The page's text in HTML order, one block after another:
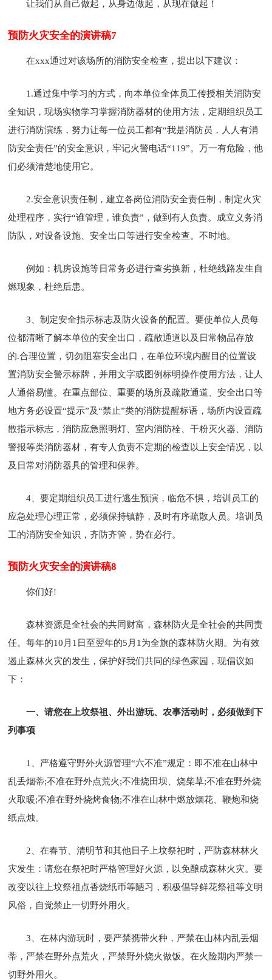
让我们从自己做起，从身边做起，从现在做起！
预防火灾安全的演讲稿7
在xxx通过对该场所的消防安全检查，提出以下建议：
1.通过集中学习的方式，向本单位全体员工传授相关消防安
全知识，现场实物学习掌握消防器材的使用方法，定期组织员工
进行消防演练，努力让每一位员工都有“我是消防员，人人有消
防安全责任”的安全意识，牢记火警电话“119”。万一有危险，他
们必须清楚地使用它。
2.安全意识责任制，建立各岗位消防安全责任制，制定火灾
处理程序，实行“谁管理，谁负责”，做到有人负责。成立义务消
防队，对设备设施、安全出口等进行安全检查。不时地。
例如：机房设施等日常务必进行查劣换新，杜绝线路发生自
燃现象，杜绝后患。
3、制定安全指示标志及防火设备的配置。要使单位人员每
位都清晰了解本单位的安全出口，疏散通道以及日常物品存放
的.合理位置，切勿阻塞安全出口，在单位环境内醒目的位置设
置消防安全警示标牌，并用文字或图例标明操作使用方法，让人
人通俗易懂。在重点部位、重要的场所及疏散通道、安全出口等
地方务必设置“提示”及“禁止”类的消防提醒标语，场所内设置疏
散指示标志，消防应急照明灯、室内消防栓、干粉灭火器、消防
警报等类消防器材，有专人负责不定期的检查以上安全情况，以
及日常对消防器具的管理和保养。
4、要定期组织员工进行逃生预演，临危不惧，培训员工的
应急处理心理正常，必须保持镇静，及时有序疏散人员。培训员
工的消防安全知识，齐防齐管，势在必行。
预防火灾安全的演讲稿8
你们好!
森林资源是全社会的共同财富，森林防火是全社会的共同责
任。每年的10月1日至翌年的5月1为全旗的森林防火期。为有效
遏止森林火灾的发生，保护好我们共同的绿色家园，现倡议如
下：
一、请您在上坟祭祖、外出游玩、农事活动时，必须做到下
列事项
1、严格遵守野外火源管理“六不准”规定：即不准在山林中
乱丢烟蒂;不准在野外点荒火;不准烧田坝、烧柴草;不准在野外烧
火取暖;不准在野外烧烤食物;不准在山林中燃放烟花、鞭炮和烧
纸点烛。
2、在春节、清明节和其他日子上坟祭祀时，严防森林林火
灾发生：请您在祭祀时严格管理好火源，以免酿成森林火灾。要
改变以往上坟祭祖点香烧纸币等陋习，积极倡导鲜花祭祖等文明
风俗，自觉禁止一切野外用火。
3、在林内游玩时，要严禁携带火种，严禁在山林内乱丢烟
蒂，严禁在野外点荒火，严禁野外烧火做饭。在火险期内严禁一
切野外用火。